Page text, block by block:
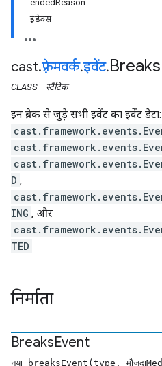
endedReason
इंडेक्स
cast.फ़्रेमवर्क.इवेंट.Breaks
CLASS स्टैटिक
इन ब्रेक से जुड़े सभी इवेंट का इवेंट डेटा:
D ,
ING , और
TED
निर्माता
BreaksEvent
नया breaksEvent(type,